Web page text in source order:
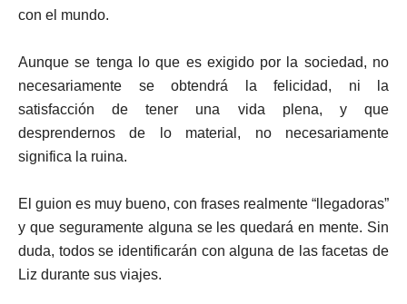
con el mundo.
Aunque se tenga lo que es exigido por la sociedad, no
necesariamente se obtendrá la felicidad, ni la
satisfacción de tener una vida plena, y que
desprendernos de lo material, no necesariamente
significa la ruina.
El guion es muy bueno, con frases realmente “llegadoras”
y que seguramente alguna se les quedará en mente. Sin
duda, todos se identificarán con alguna de las facetas de
Liz durante sus viajes.